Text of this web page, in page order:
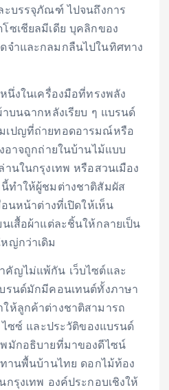
ะบรรจุภัณฑ์ ไปจนถึงการ
ซเชียลมีเดีย บุคลิกของ
จำและกลมกลืนไปในทิศทาง
นึ่งในเครื่องมือที่ทรงพลัง
บนฉากหลังเรียบ ๆ แบรนด์
เปญที่ถ่ายทอดอารมณ์หรือ
อาจถูกถ่ายในบ้านไม้แบบ
นในกรุงเทพ หรือสวนเมือง
ทำให้ผู้ชมต่างชาติสัมผัส
นหน้าต่างที่เปิดให้เห็น
เสื้อผ้าแต่ละชิ้นให้กลายเป็น
ญ่กว่าเดิม
คัญไม่แพ้กัน เว็บไซต์และ
รนด์มักมีคอนเทนต์ทั้งภาษา
ห้ลูกค้าต่างชาติสามารถ
ไซซ์ และประวัติของแบรนด์
พมักอธิบายที่มาของดีไซน์
านพื้นบ้านไทย ดอกไม้ท้อง
รุงเทพ องค์ประกอบเชิงให้